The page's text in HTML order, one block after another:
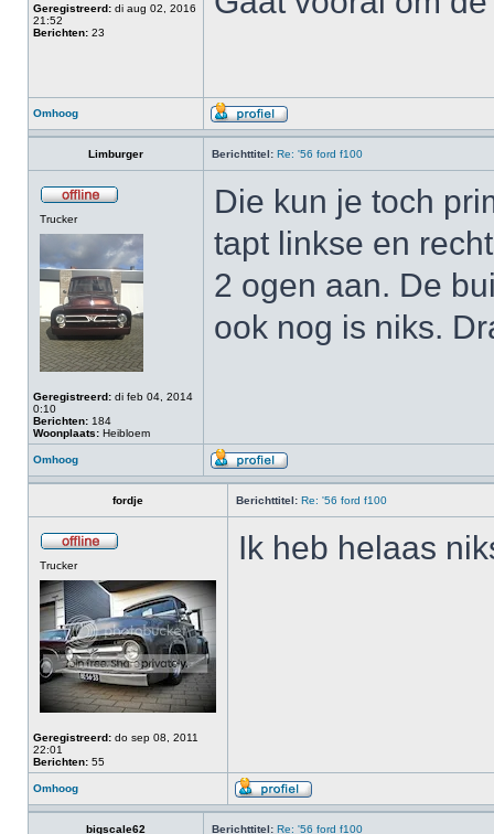
Geregistreerd: di aug 02, 2016
21:52
Berichten: 23
Omhoog
Limburger Berichttitel: Re: '56 ford f100
Trucker
Geregistreerd: di feb 04, 2014
0:10
Berichten: 184
Woonplaats: Heibloem
Die kun je toch
tapt linkse en
2 ogen aan. De
ook nog is niks.
Omhoog
fordje Berichttitel: Re: '56 ford f100
Trucker
Geregistreerd: do sep 08, 2011
22:01
Berichten: 55
Ik heb helaas
Omhoog
bigscale62 Berichttitel: Re: '56 ford f100